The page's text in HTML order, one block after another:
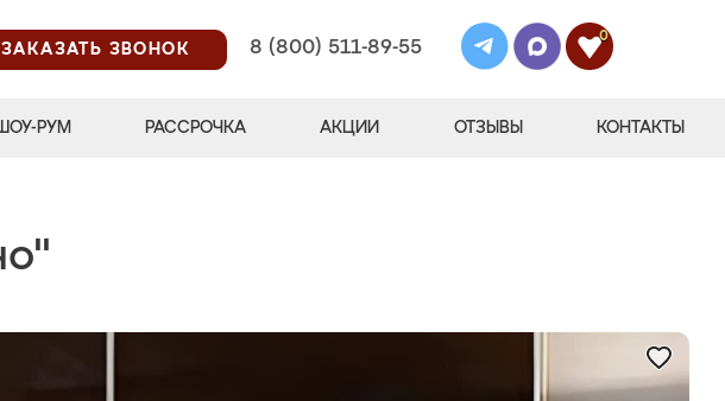
ЗАКАЗАТЬ ЗВОНОК
8 (800) 511-89-55
0
РУМ РАССРОЧКА АКЦИИ ОТЗЫВЫ КОНТАКТЫ